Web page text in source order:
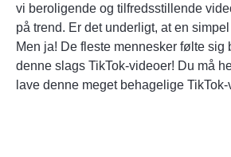
vi beroligende og tilfredsstillende
på trend. Er det underligt, at en
Men ja! De fleste mennesker følte sig
denne slags TikTok-videoer! Du må
lave denne meget behagelige